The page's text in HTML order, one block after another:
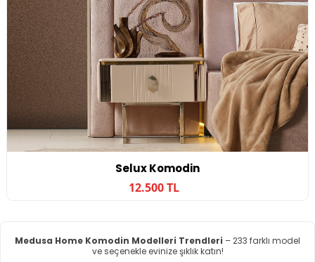
Selux Komodin
12.500 TL
Medusa Home Komodin Modelleri Trendleri – 233 farklı model
ve seçenekle evinize şıklık katın!